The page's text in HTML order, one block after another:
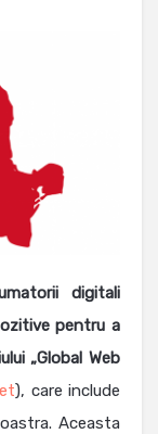
digitali
pentru a
„Global Web
), care include
Aceasta